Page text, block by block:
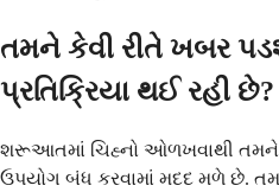
તમને કેવી રીતે ખબર
પ્રતિક્રિયા થઈ રહી છે?
શરૂઆતમાં ચિહ્નો ઓળખવાથી તમને
ઉપયોગ બંધ કરવામાં મદદ મળે છે.